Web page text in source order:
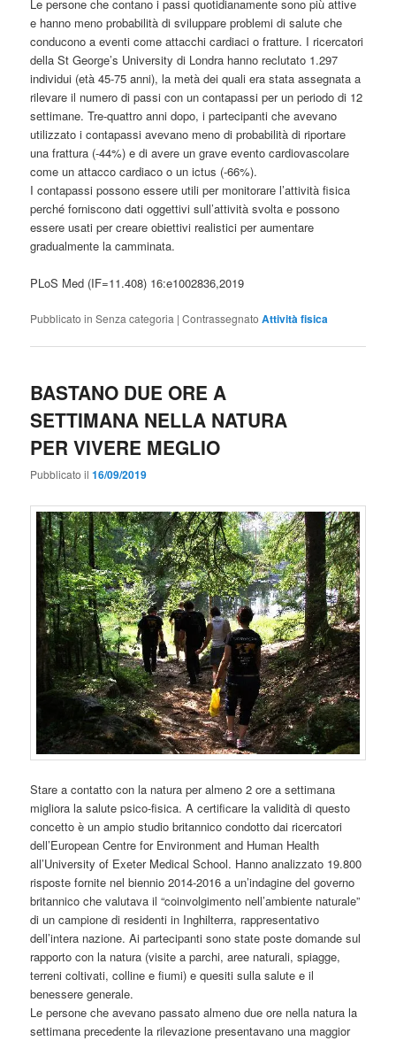
Le persone che contano i passi quotidianamente sono più attive
e hanno meno probabilità di sviluppare problemi di salute che
conducono a eventi come attacchi cardiaci o fratture. I ricercatori
della St George’s University di Londra hanno reclutato 1.297
individui (età 45-75 anni), la metà dei quali era stata assegnata a
rilevare il numero di passi con un contapassi per un periodo di 12
settimane. Tre-quattro anni dopo, i partecipanti che avevano
utilizzato i contapassi avevano meno di probabilità di riportare
una frattura (-44%) e di avere un grave evento cardiovascolare
come un attacco cardiaco o un ictus (-66%).
I contapassi possono essere utili per monitorare l’attività fisica
perché forniscono dati oggettivi sull’attività svolta e possono
essere usati per creare obiettivi realistici per aumentare
gradualmente la camminata.
PLoS Med (IF=11.408) 16:e1002836,2019
Pubblicato in Senza categoria |Contrassegnato Attività fisica
BASTANO DUE ORE A
SETTIMANA NELLA NATURA
PER VIVERE MEGLIO
Pubblicato il16/09/2019
Stare a contatto con la natura per almeno 2 ore a settimana
migliora la salute psico-fisica. A certificare la validità di questo
concetto è un ampio studio britannico condotto dai ricercatori
dell’European Centre for Environment and Human Health
all’University of Exeter Medical School. Hanno analizzato 19.800
risposte fornite nel biennio 2014-2016 a un’indagine del governo
britannico che valutava il “coinvolgimento nell’ambiente naturale”
di un campione di residenti in Inghilterra, rappresentativo
dell’intera nazione. Ai partecipanti sono state poste domande sul
rapporto con la natura (visite a parchi, aree naturali, spiagge,
terreni coltivati, colline e fiumi) e quesiti sulla salute e il
benessere generale.
Le persone che avevano passato almeno due ore nella natura la
settimana precedente la rilevazione presentavano una maggior